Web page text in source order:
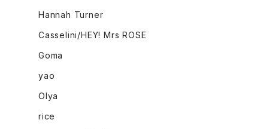
Hannah Turner
Casselini/HEY! Mrs ROSE
Goma
yao
Olya
rice